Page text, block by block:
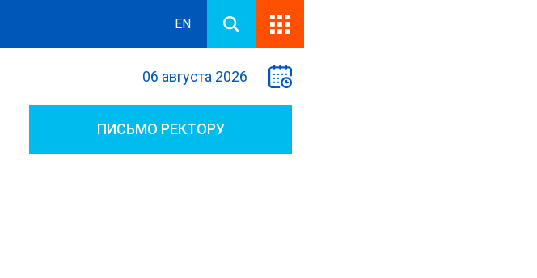
Форма поиска
EN
06 августа 2026
ПИСЬМО РЕКТОРУ